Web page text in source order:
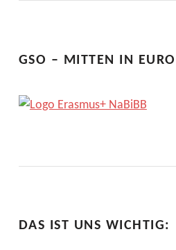
GSO – MITTEN IN
DAS IST UNS WICHTIG: